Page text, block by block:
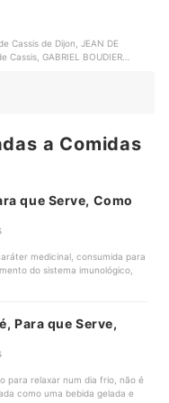
Cassis, GABRIEL BOUDIER
a Comidas
que Serve, Como
medicinal, consumida para
do sistema imunológico,
Para que Serve,
para relaxar num dia frio, não é
como uma bebida gelada e